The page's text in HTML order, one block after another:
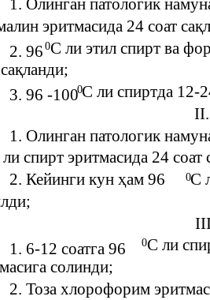
1. Олинган патологик
эритмасида 24 соат
2. 96 0С ли этил спирт ва
3. 96 -1000С ли спиртда 12-
1. Олинган патологик
ли спирт эритмасида 24 соат
2. Кейинги кун ҳам 96
0С
1. 6-12 соатга 96
0С ли
солинди;
2. Тоза хлорофорим